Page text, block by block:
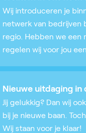
Wij introduceren je
netwerk van bedrijven
regio. Hebben we een
regelen wij voor jou
Nieuwe uitdaging in
Jij gelukkig? Dan wij
bij je nieuwe baan.
Wij staan voor je klaar!